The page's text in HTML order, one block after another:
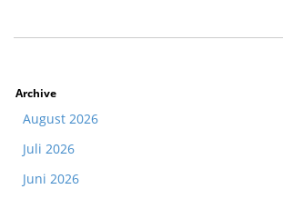
Archive
August 2026
Juli 2026
Juni 2026